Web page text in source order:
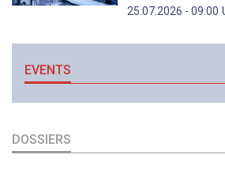
25.07.2026 - 09:00
EVENTS
DOSSIERS